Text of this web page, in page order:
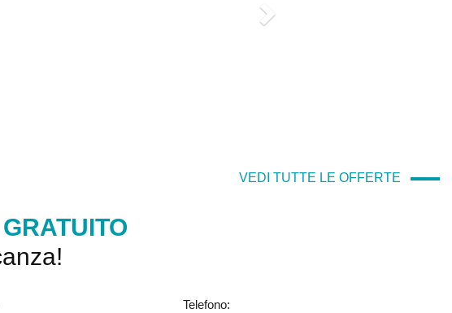
VEDI TUTTE LE OFFERTE
Telefono: